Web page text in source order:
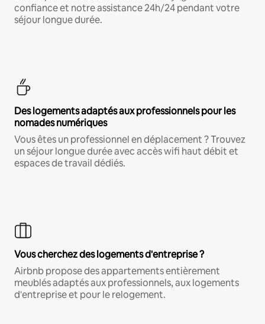
confiance et notre assistance 24h/24 pendant votre
séjour longue durée.
Des logements adaptés aux professionnels pour les
nomades numériques
Vous êtes un professionnel en déplacement ? Trouvez
un séjour longue durée avec accès wifi haut débit et
espaces de travail dédiés.
Vous cherchez des logements d'entreprise ?
Airbnb propose des appartements entièrement
meublés adaptés aux professionnels, aux logements
d'entreprise et pour le relogement.